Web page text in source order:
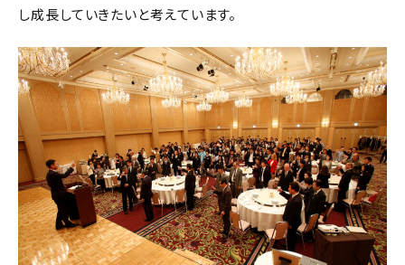
し成長していきたいと考えています。